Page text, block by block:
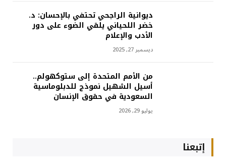
ديوانية الراجحي تحتفي بالإحسان: د.
خضر اللحياني يلقي الضوء على دور
الأدب والإعلام
ديسمبر 27, 2025
من الأمم المتحدة إلى ستوكهولم..
أسيل الشهيل نموذج للدبلوماسية
السعودية في حقوق الإنسان
يوليو 29, 2026
إتبعنا